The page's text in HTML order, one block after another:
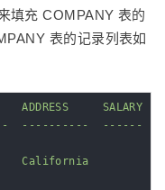
填充 COMPANY 表的
表的记录列表如
SALARY
----------  ------
California